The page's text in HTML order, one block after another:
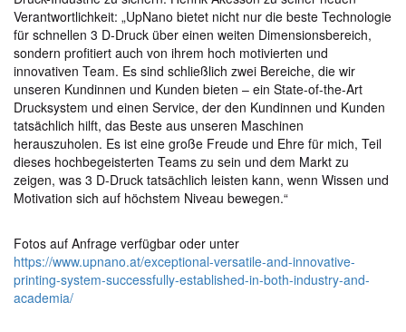
Verantwortlichkeit: „UpNano bietet nicht nur die beste Technologie
für schnellen 3 D-Druck über einen weiten Dimensionsbereich,
sondern profitiert auch von ihrem hoch motivierten und
innovativen Team. Es sind schließlich zwei Bereiche, die wir
unseren Kundinnen und Kunden bieten – ein State-of-the-Art
Drucksystem und einen Service, der den Kundinnen und Kunden
tatsächlich hilft, das Beste aus unseren Maschinen
herauszuholen. Es ist eine große Freude und Ehre für mich, Teil
dieses hochbegeisterten Teams zu sein und dem Markt zu
zeigen, was 3 D-Druck tatsächlich leisten kann, wenn Wissen und
Motivation sich auf höchstem Niveau bewegen.“
Fotos auf Anfrage verfügbar oder unter
https://www.upnano.at/exceptional-versatile-and-innovative-
printing-system-successfully-established-in-both-industry-and-
academia/